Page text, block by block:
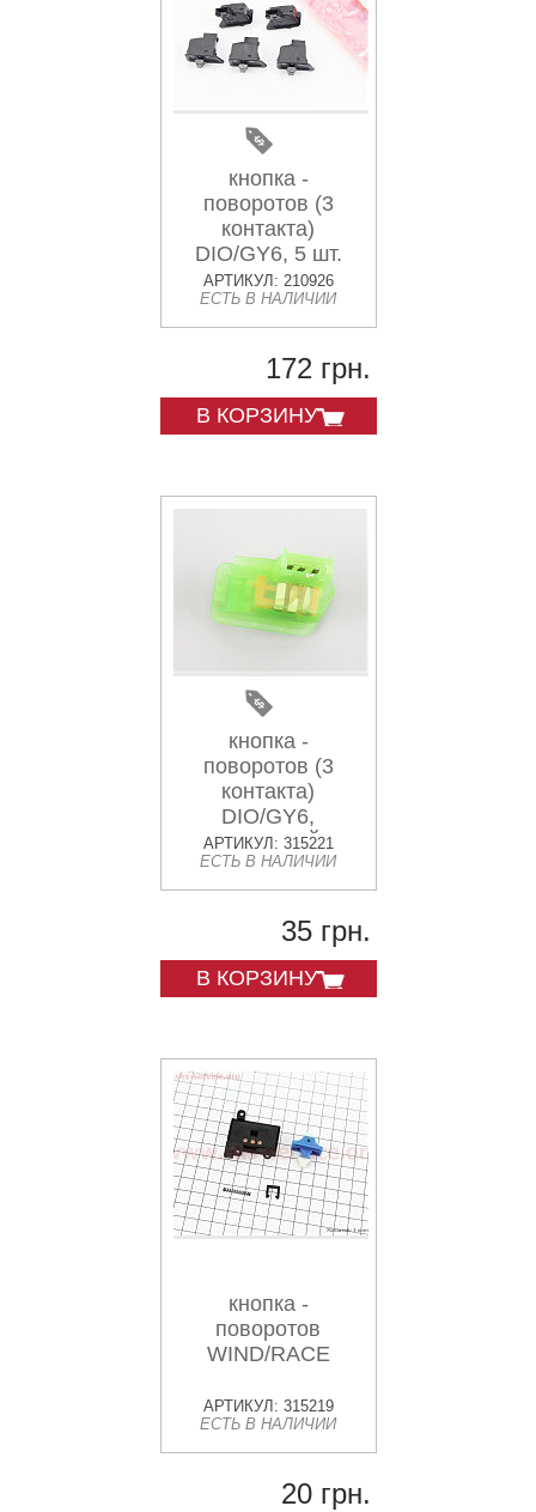
кнопка -
поворотов (3
контакта)
DIO/GY6, 5 шт.
АРТИКУЛ: 210926
ЕСТЬ В НАЛИЧИИ
172 грн.
В КОРЗИНУ
кнопка -
поворотов (3
контакта)
DIO/GY6,
ЗЕЛЕНЫЙ
АРТИКУЛ: 315221
ЕСТЬ В НАЛИЧИИ
35 грн.
В КОРЗИНУ
кнопка -
поворотов
WIND/RACE
АРТИКУЛ: 315219
ЕСТЬ В НАЛИЧИИ
20 грн.